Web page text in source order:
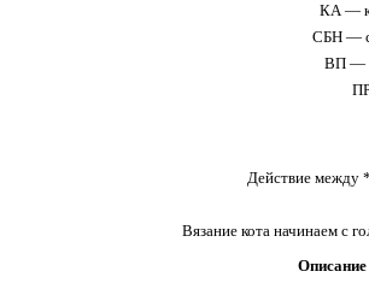
КА —
СБН —
ВП —
Действие между
Вязание кота начинаем с